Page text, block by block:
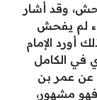
وقد أشار
لم يفحش
أورد الإمام
في الكامل
عن عمر بن
مشهور،